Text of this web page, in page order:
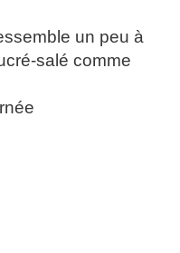
un peu à
salé comme